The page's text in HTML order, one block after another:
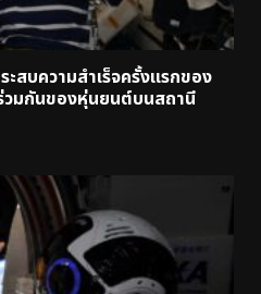
สบความสำเร็จครั้งแรกของ
วมกันของหุ่นยนต์บนสถานี